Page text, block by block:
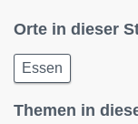
Orte in dieser
Essen
Themen in